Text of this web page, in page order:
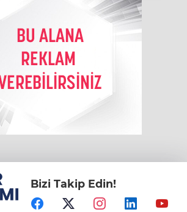
Bizi Takip Edin!